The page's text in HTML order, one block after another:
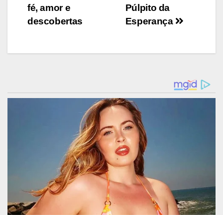
Púlpito da
Esperança
fé, amor e
descobertas